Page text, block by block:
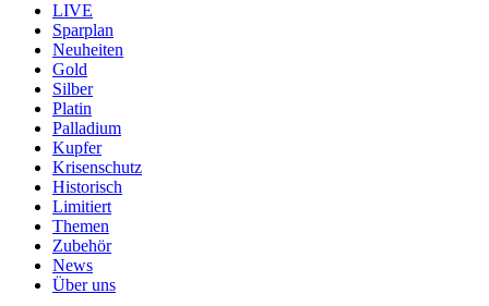
LIVE
Sparplan
Neuheiten
Gold
Silber
Platin
Palladium
Kupfer
Krisenschutz
Historisch
Limitiert
Themen
Zubehör
News
Über uns